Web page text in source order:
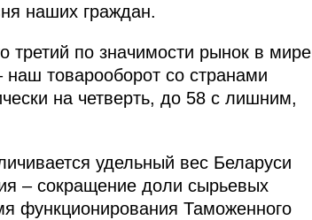
наших граждан.
третий по значимости рынок в мире
товарооборот со странами
на четверть, до 58 с лишним,
удельный вес Беларуси
– сокращение доли сырьевых
функционирования Таможенного